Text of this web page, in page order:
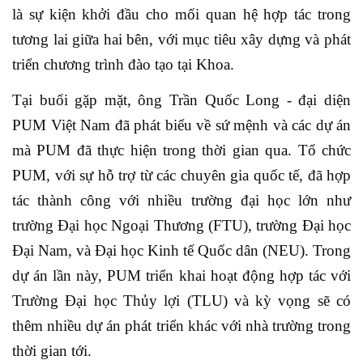
là sự kiện khởi đầu cho mối quan hệ hợp tác trong
tương lai giữa hai bên, với mục tiêu xây dựng và phát
triển chương trình đào tạo tại Khoa.
Tại buổi gặp mặt, ông Trần Quốc Long - đại diện
PUM Việt Nam đã phát biểu về sứ mệnh và các dự án
mà PUM đã thực hiện trong thời gian qua. Tổ chức
PUM, với sự hỗ trợ từ các chuyên gia quốc tế, đã hợp
tác thành công với nhiều trường đại học lớn như
trường Đại học Ngoại Thương (FTU), trường Đại học
Đại Nam, và Đại học Kinh tế Quốc dân (NEU). Trong
dự án lần này, PUM triển khai hoạt động hợp tác với
Trường Đại học Thủy lợi (TLU) và kỳ vọng sẽ có
thêm nhiều dự án phát triển khác với nhà trường trong
thời gian tới.